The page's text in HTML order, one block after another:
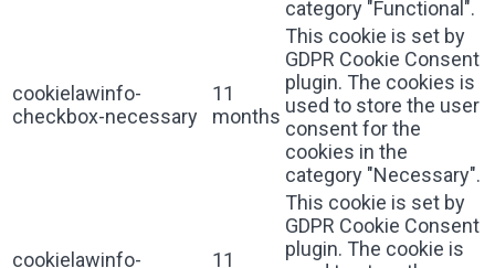
category "Functional".
cookielawinfo-
checkbox-necessary
11
months
This cookie is set by
GDPR Cookie Consent
plugin. The cookies is
used to store the user
consent for the
cookies in the
category "Necessary".
cookielawinfo-
11
This cookie is set by
GDPR Cookie Consent
plugin. The cookie is